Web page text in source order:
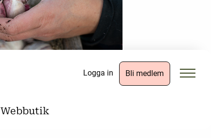
Logga in Bli medlem
Webbutik